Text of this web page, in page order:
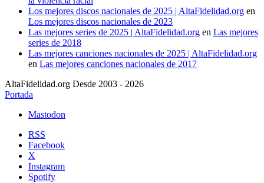
Los mejores discos nacionales de 2025 | AltaFidelidad.org en
Los mejores discos nacionales de 2023
Las mejores series de 2025 | AltaFidelidad.org en Las mejores
series de 2018
Las mejores canciones nacionales de 2025 | AltaFidelidad.org
en Las mejores canciones nacionales de 2017
AltaFidelidad.org Desde 2003 - 2026
Portada
Mastodon
RSS
Facebook
X
Instagram
Spotify